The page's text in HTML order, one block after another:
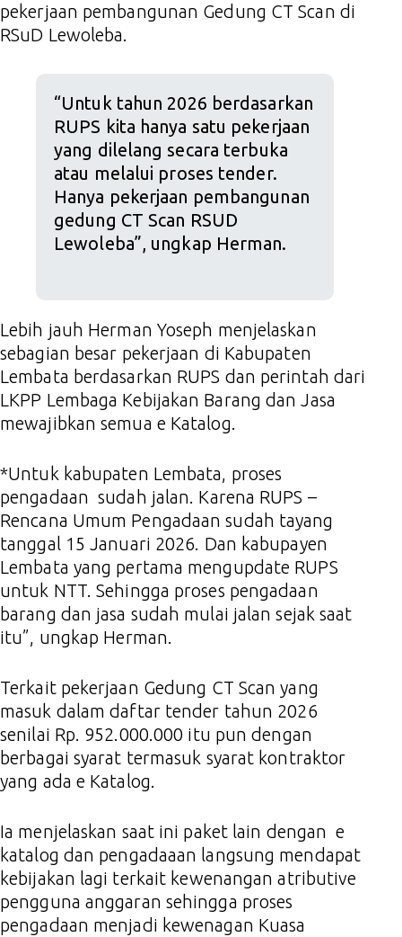
pekerjaan pembangunan Gedung CT Scan di
RSuD Lewoleba.
“Untuk tahun 2026 berdasarkan
RUPS kita hanya satu pekerjaan
yang dilelang secara terbuka
atau melalui proses tender.
Hanya pekerjaan pembangunan
gedung CT Scan RSUD
Lewoleba”, ungkap Herman.
Lebih jauh Herman Yoseph menjelaskan
sebagian besar pekerjaan di Kabupaten
Lembata berdasarkan RUPS dan perintah dari
LKPP Lembaga Kebijakan Barang dan Jasa
mewajibkan semua e Katalog.
*Untuk kabupaten Lembata, proses
pengadaan sudah jalan. Karena RUPS –
Rencana Umum Pengadaan sudah tayang
tanggal 15 Januari 2026. Dan kabupayen
Lembata yang pertama mengupdate RUPS
untuk NTT. Sehingga proses pengadaan
barang dan jasa sudah mulai jalan sejak saat
itu”, ungkap Herman.
Terkait pekerjaan Gedung CT Scan yang
masuk dalam daftar tender tahun 2026
senilai Rp. 952.000.000 itu pun dengan
berbagai syarat termasuk syarat kontraktor
yang ada e Katalog.
Ia menjelaskan saat ini paket lain dengan e
katalog dan pengadaaan langsung mendapat
kebijakan lagi terkait kewenangan atributive
pengguna anggaran sehingga proses
pengadaan menjadi kewenagan Kuasa